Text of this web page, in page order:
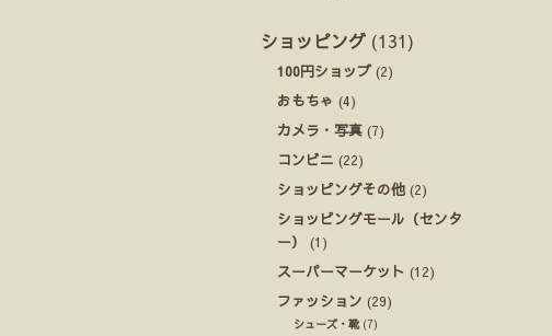
ショッピング (131)
100円ショップ (2)
おもちゃ (4)
カメラ・写真 (7)
コンビニ (22)
ショッピングその他 (2)
ショッピングモール（センタ
ー）
(1)
スーパーマーケット (12)
ファッション (29)
シューズ・靴(7)